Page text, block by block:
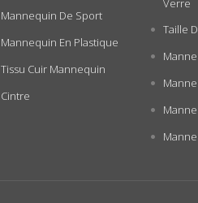
Mannequin De Sport
Mannequin En Plastique
Tissu Cuir Mannequin
Cintre
Verre
Taille